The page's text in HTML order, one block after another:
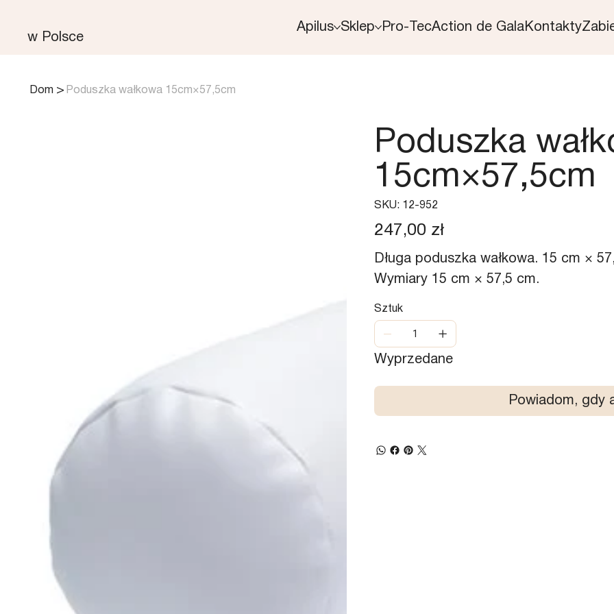
w Polsce
Apilus Sklep Pro-TecAction de GalaKontakty
Dom > Poduszka wałkowa 15cm×57,5cm
Poduszka
15cm×57,5cm
SKU: SKU
12-
12-952
Cena
247,00 zł
Długa poduszka wałkowa. 15 cm ×
Wymiary 15 cm × 57,5 cm.
Sztuk
Wyprzedane
Powiadom, gdy